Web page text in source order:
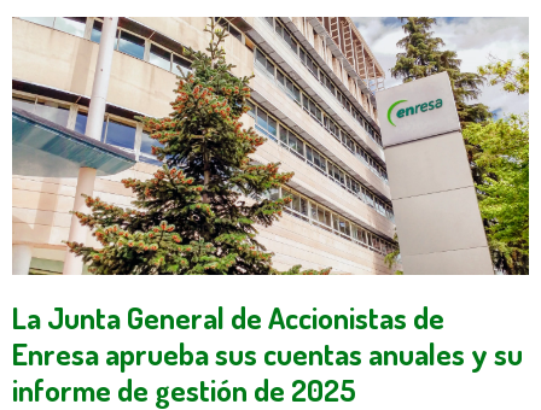
La Junta General de Accionistas de
Enresa aprueba sus cuentas anuales y su
informe de gestión de 2025